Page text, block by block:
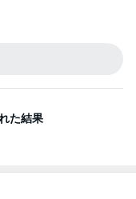
コレ♪
に行ったらやりたいこ